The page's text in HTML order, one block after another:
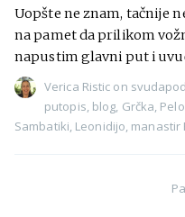
Uopšte ne znam, tačnije
na pamet da prilikom
napustim glavni put i
Verica Ristic on
putopis, blog, Grčka,
Sambatiki, Leonidijo, manastir